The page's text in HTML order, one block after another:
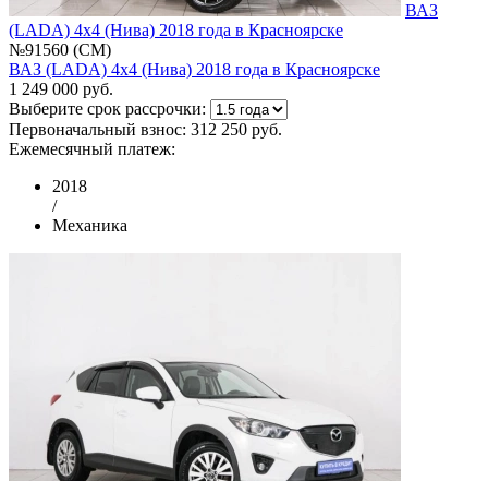
ВАЗ
(LADA) 4x4 (Нива) 2018 года в Красноярске
№91560 (CM)
ВАЗ (LADA) 4x4 (Нива) 2018 года в Красноярске
1 249 000 руб.
Выберите срок рассрочки:
Первоначальный взнос: 312 250 руб.
Ежемесячный платеж:
2018
/
Механика